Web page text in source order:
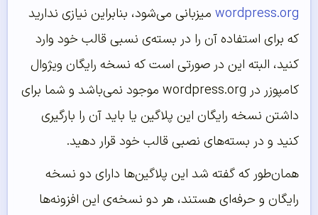
wordpress.org میزبانی می‌شود، بنابراین نیازی ندارید
که برای استفاده آن را در بسته‌ی نسبی قالب خود وارد
کنید، البته این در صورتی است که نسخه رایگان ویژوال
کامپوزر در wordpress.org موجود نمی‌باشد و شما برای
داشتن نسخه رایگان این پلاگین یا باید آن را بارگیری
کنید و در بسته‌های نصبی قالب خود قرار دهید.
همان‌طور که گفته شد این پلاگین‌ها دارای دو نسخه
رایگان و حرفه‌ای هستند، هر دو نسخه‌ی این افزونه‌ها